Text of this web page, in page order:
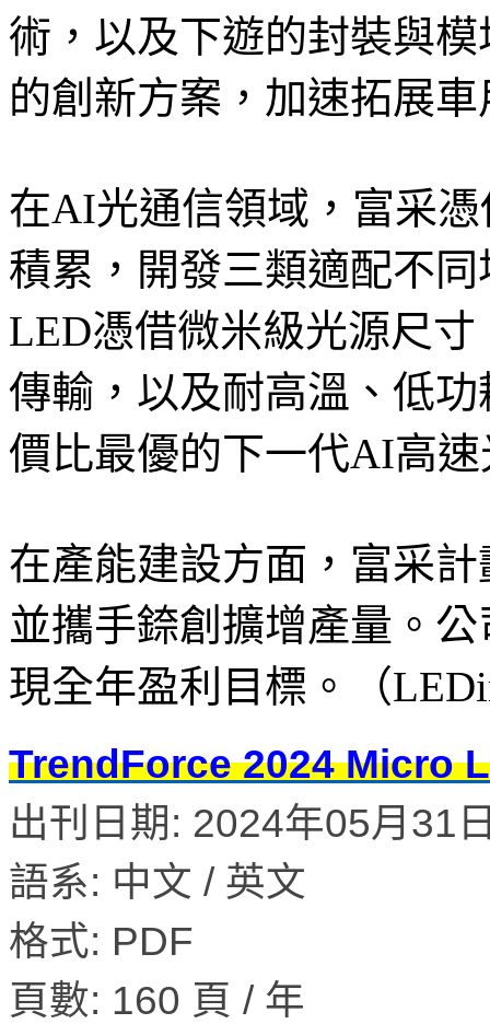
術，以及下遊的封裝與
的創新方案，加速拓展
在AI光通信領域，富采
積累，開發三類適配不
LED憑借微米級光源尺
傳輸，以及耐高溫、低
價比最優的下一代AI高
在產能建設方面，富采
並攜手錼創擴增產量。
現全年盈利目標。（
TrendForce 2024 Micro
出刊日期: 2024年05月31
語系: 中文 / 英文
格式: PDF
頁數: 160 頁 / 年